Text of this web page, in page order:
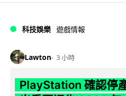
科技娛樂 遊戲情報
Lawton 3 小時
PlayStation 確認停